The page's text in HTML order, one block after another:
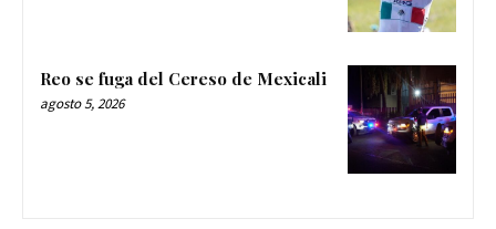
Reo se fuga del Cereso de Mexicali
agosto 5, 2026